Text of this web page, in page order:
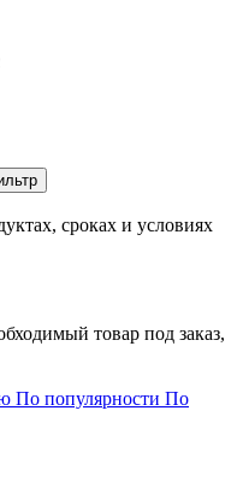
сроках и условиях
товар под заказ,
По популярности По